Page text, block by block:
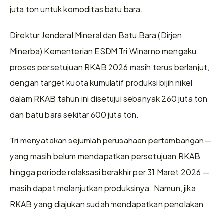
juta ton untuk komoditas batu bara.
Direktur Jenderal Mineral dan Batu Bara (Dirjen
Minerba) Kementerian ESDM Tri Winarno mengaku
proses persetujuan RKAB 2026 masih terus berlanjut,
dengan target kuota kumulatif produksi bijih nikel
dalam RKAB tahun ini disetujui sebanyak 260 juta ton
dan batu bara sekitar 600 juta ton.
Tri menyatakan sejumlah perusahaan pertambangan—
yang masih belum mendapatkan persetujuan RKAB
hingga periode relaksasi berakhir per 31 Maret 2026 —
masih dapat melanjutkan produksinya. Namun, jika
RKAB yang diajukan sudah mendapatkan penolakan